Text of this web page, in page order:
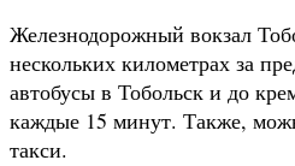
Железнодорожный вокзал
нескольких километрах за
автобусы в Тобольск и до
каждые 15 минут. Также,
такси.